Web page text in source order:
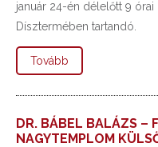
január 24-én délelőtt 9 órai
Dísztermében tartandó.
Tovább
DR. BÁBEL BALÁZS –
NAGYTEMPLOM